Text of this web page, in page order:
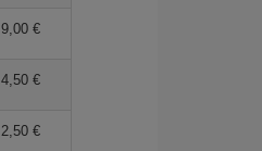
9,00 €
4,50 €
2,50 €